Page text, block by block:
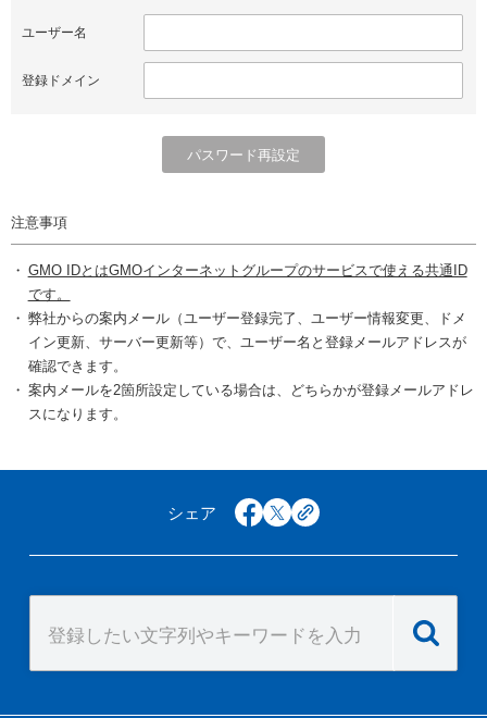
ユーザー名
登録ドメイン
注意事項
GMO IDとはGMOインターネットグループのサービスで使える共通ID
です。
弊社からの案内メール（ユーザー登録完了、ユーザー情報変更、ドメ
イン更新、サーバー更新等）で、ユーザー名と登録メールアドレスが
確認できます。
案内メールを2箇所設定している場合は、どちらかが登録メールアドレ
スになります。
シェア facebook
x copy